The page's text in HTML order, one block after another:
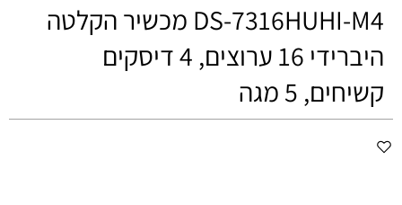
DS-7316HUHI-M4 מכשיר הקלטה
היברידי 16 ערוצים, 4 דיסקים
קשיחים, 5 מגה